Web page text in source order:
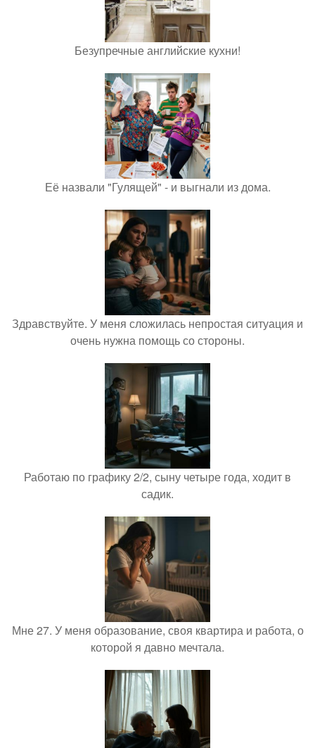
Безупречные английские кухни!
Её назвали "Гулящей" - и выгнали из дома.
Здравствуйте. У меня сложилась непростая ситуация и
очень нужна помощь со стороны.
Работаю по графику 2/2, сыну четыре года, ходит в
садик.
Мне 27. У меня образование, своя квартира и работа, о
которой я давно мечтала.